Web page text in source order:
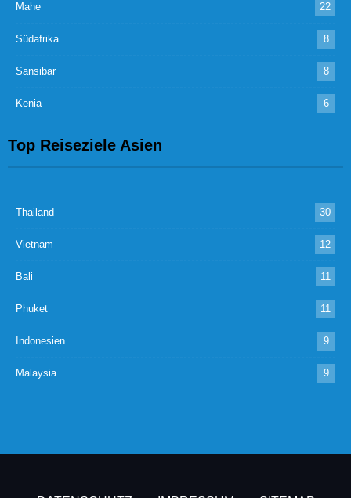
Mahe 22
Südafrika 8
Sansibar 8
Kenia 6
Top Reiseziele Asien
Thailand 30
Vietnam 12
Bali 11
Phuket 11
Indonesien 9
Malaysia 9